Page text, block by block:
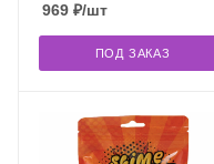
969 ₽/шт
ПОД ЗАКАЗ